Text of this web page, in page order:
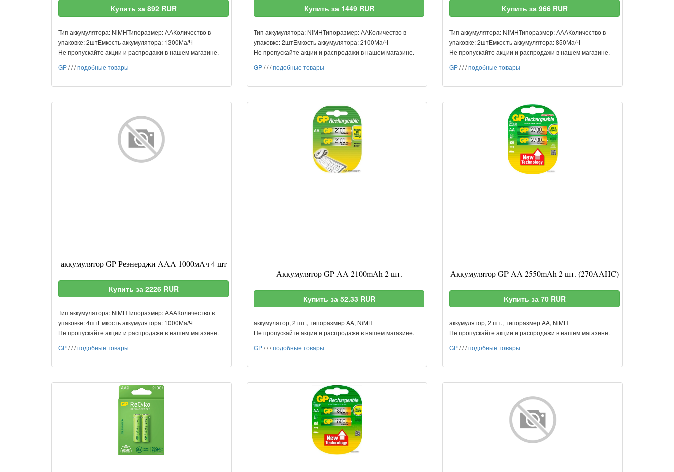
Купить за 892 RUR
Тип аккумулятора: NiMHТипоразмер: ААКоличество в
упаковке: 2штЕмкость аккумулятора: 1300Ма/Ч
Не пропускайте акции и распродажи в нашем магазине.
GP///подобные товары
Купить за 1449 RUR
Тип аккумулятора: NiMHТипоразмер: ААКоличество в
упаковке: 2штЕмкость аккумулятора: 2100Ма/Ч
Не пропускайте акции и распродажи в нашем магазине.
GP///подобные товары
Купить за 966 RUR
Тип аккумулятора: NiMHТипоразмер: АААКоличество в
упаковке: 2штЕмкость аккумулятора: 850Ма/Ч
Не пропускайте акции и распродажи в нашем магазине.
GP///подобные товары
аккумулятор GP Реэнерджи AAA 1000мAч 4 шт
Купить за 2226 RUR
Тип аккумулятора: NiMHТипоразмер: АААКоличество в
упаковке: 4штЕмкость аккумулятора: 1000Ма/Ч
Не пропускайте акции и распродажи в нашем магазине.
GP///подобные товары
Аккумулятор GP AA 2100mAh 2 шт.
Купить за 52.33 RUR
аккумулятор, 2 шт., типоразмер AA, NiMH
Не пропускайте акции и распродажи в нашем магазине.
GP///подобные товары
Аккумулятор GP AA 2550mAh 2 шт. (270AAHC)
Купить за 70 RUR
аккумулятор, 2 шт., типоразмер AA, NiMH
Не пропускайте акции и распродажи в нашем магазине.
GP///подобные товары